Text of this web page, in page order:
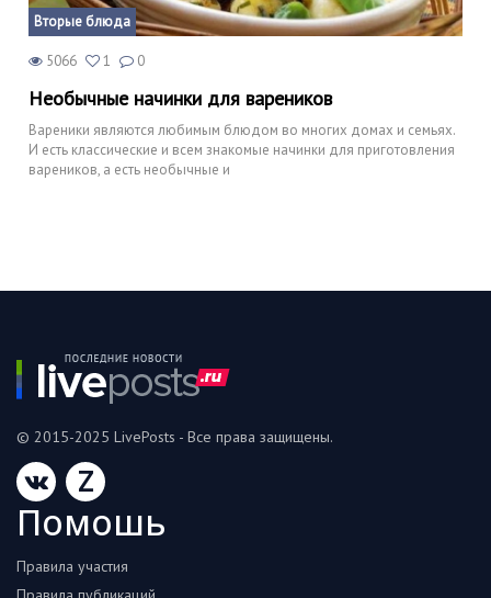
Вторые блюда
5066 1 0
Необычные начинки для вареников
Вареники являются любимым блюдом во многих домах и семьях.
И есть классические и всем знакомые начинки для приготовления
вареников, а есть необычные и
© 2015-2025 LivePosts - Все права защищены.
Z
Помошь
Правила участия